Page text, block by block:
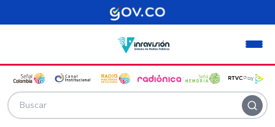
Pasar al contenido principal